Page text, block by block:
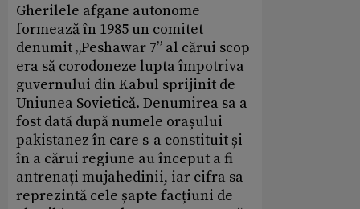
Gherilele afgane autonome
formează în 1985 un comitet
denumit „Peshawar 7” al cărui scop
era să corodoneze lupta împotriva
guvernului din Kabul sprijinit de
Uniunea Sovietică. Denumirea sa a
fost dată după numele orașului
pakistanez în care s-a constituit și
în a cărui regiune au început a fi
antrenați mujahedinii, iar cifra sa
reprezintă cele șapte facțiuni de